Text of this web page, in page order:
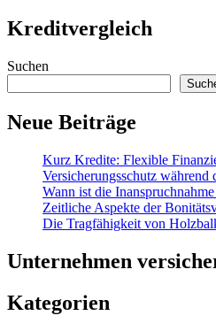
Kreditvergleich
Suchen
Neue Beiträge
Kurz Kredite: Flexible
Versicherungsschutz während
Wann ist die
Zeitliche Aspekte der
Die Tragfähigkeit von
Unternehmen
Kategorien